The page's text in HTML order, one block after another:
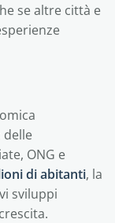
se altre città e
delle
ONG e
di abitanti, la
sviluppi